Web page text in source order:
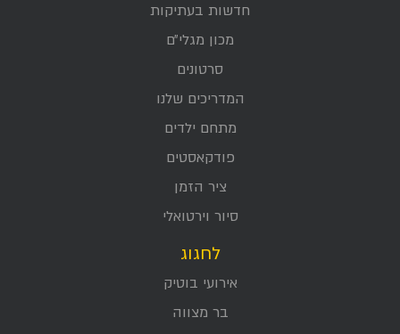
חדשות בעתיקות
מכון מגלי״ם
סרטונים
המדריכים שלנו
מתחם ילדים
פודקאסטים
ציר הזמן
סיור וירטואלי
לחגוג
אירועי בוטיק
בר מצווה